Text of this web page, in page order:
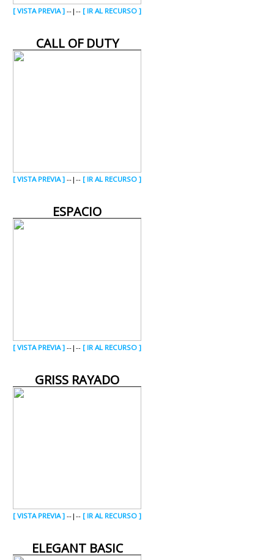
[ VISTA PREVIA ] --|-- [ IR AL RECURSO ]
CALL OF DUTY
[ VISTA PREVIA ] --|-- [ IR AL RECURSO ]
ESPACIO
[ VISTA PREVIA ] --|-- [ IR AL RECURSO ]
GRISS RAYADO
[ VISTA PREVIA ] --|-- [ IR AL RECURSO ]
ELEGANT BASIC